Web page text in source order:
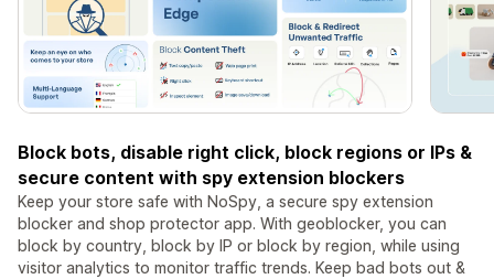
Block bots, disable right click, block regions or IPs &
secure content with spy extension blockers
Keep your store safe with NoSpy, a secure spy extension
blocker and shop protector app. With geoblocker, you can
block by country, block by IP or block by region, while using
visitor analytics to monitor traffic trends. Keep bad bots out &